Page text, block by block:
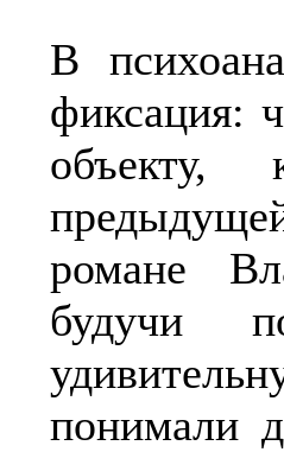
В
фиксация:
романе
будучи
понимали